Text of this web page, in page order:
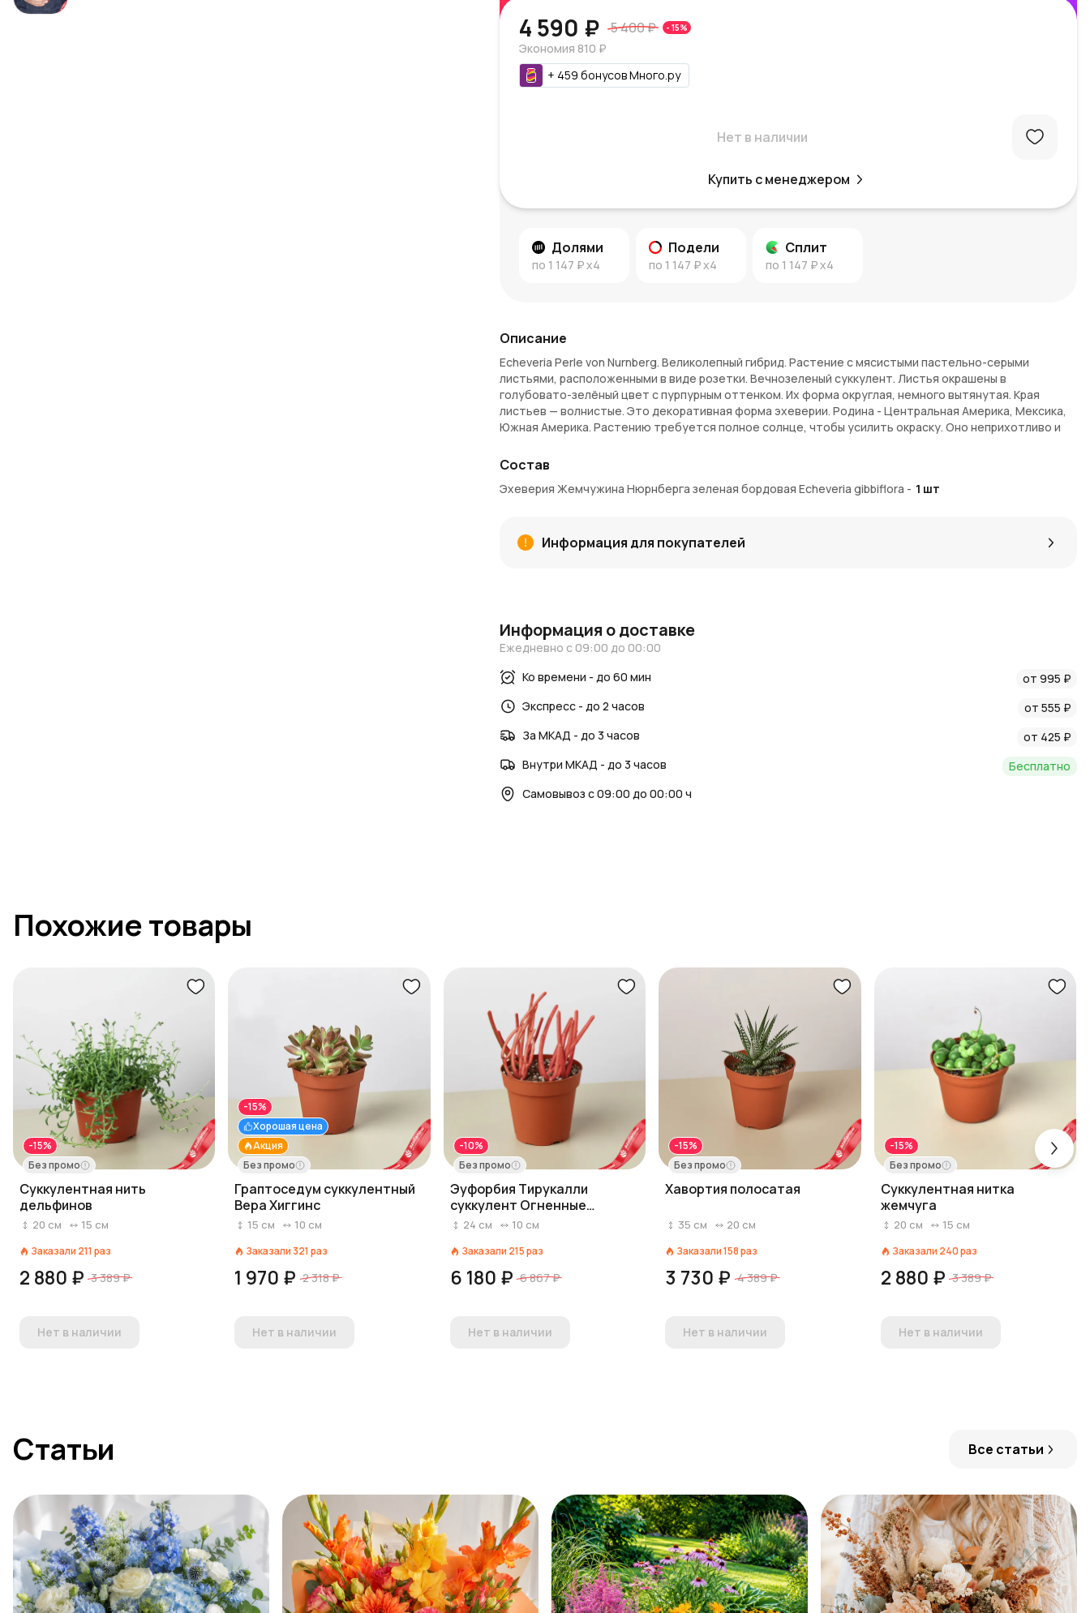
4 590 ₽ 5 400 ₽ - 15%
Экономия 810 ₽
+ 459 бонусовМного.ру
Нет в наличии
Купить с менеджером
Долями
по 1 147 ₽x4
Подели
по 1 147 ₽x4
Сплит
по 1 147 ₽x4
Описание
Echeveria Perle von Nurnberg. Великолепный гибрид. Растение с мясистыми пастельно-серыми
листьями, расположенными в виде розетки. Вечнозеленый суккулент. Листья окрашены в
голубовато-зелёный цвет с пурпурным оттенком. Их форма округлая, немного вытянутая. Края
листьев — волнистые. Это декоративная форма эхеверии. Родина - Центральная Америка, Мексика,
Южная Америка. Растению требуется полное солнце, чтобы усилить окраску. Оно неприхотливо и
Комнатные растения доступны по предзаказу. На доставку некоторых экземпляров
может потребоваться до 2-х недель. В комплект поставки входят растение, земля и
Состав
Эхеверия Жемчужина Нюрнберга зеленая бордовая Echeveria gibbiflora - 1 шт
Информация для покупателей
Информация о доставке
Ежедневно с 09:00 до 00:00
Ко времени - до 60 мин
от 995 ₽
Экспресс - до 2 часов
от 555 ₽
За МКАД - до 3 часов
от 425 ₽
Внутри МКАД - до 3 часов
Бесплатно
Самовывоз с 09:00 до 00:00 ч
Похожие товары
-15%
Без промо
Суккулентная нить
дельфинов
20 см 15 см
Заказали 211 раз
2 880 ₽ 3 389 ₽
Нет в наличии
Акция
Хорошая цена
-15%
Без промо
Граптоседум суккулентный
Вера Хиггинс
15 см 10 см
Заказали 321 раз
1 970 ₽ 2 318 ₽
Нет в наличии
-10%
Без промо
Эуфорбия Тирукалли
суккулент Огненные
палочки
24 см 10 см
Заказали 215раз
6 180 ₽ 6 867 ₽
Нет в наличии
-15%
Без промо
Хавортия полосатая
35 см 20 см
Заказали158раз
3 730 ₽ 4 389 ₽
Нет в наличии
-15%
Без промо
Суккулентная нитка
жемчуга
20 см 15 см
Заказали 240раз
2 880 ₽ 3 389 ₽
Нет в наличии
Статьи Все статьи